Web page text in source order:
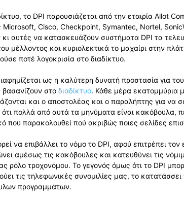
το DPI παρουσιάζεται από την εταιρία Allot
Microsoft, Cisco, Checkpoint, Symantec, Nortel,
κι αυτές να κατασκευάζουν συστήματα DPI τα
μέλλοντος και κυριολεκτικά το μαχαίρι στην
ποτέ λογοκρισία στο διαδίκτυο.
ως η καλύτερη δυνατή προστασία για
στο διαδίκτυο. Κάθε μέρα εκατομμύρια
και ο αποστολέας και ο παραλήπτης για να
ότι πολλά από αυτά τα μηνύματα είναι κακόβουλα,
που παρακολουθεί πού ακριβώς ποιες σελίδες
να επιβάλλει το νόμο το DPI, αφού επιτρέπει
αμέσως τις κακόβουλες και κατευθύνει τις
ρόλο τροχονόμου. Το γεγονός όμως ότι το DPI
τις τηλεφωνικές συνομιλίες μας, το
προγραμμάτων.